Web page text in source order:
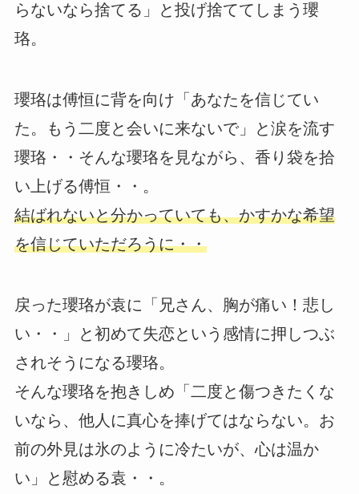
らないなら捨てる」と投げ捨ててしまう瓔
珞。
瓔珞は傅恒に背を向け「あなたを信じてい
た。もう二度と会いに来ないで」と涙を流す
瓔珞・・そんな瓔珞を見ながら、香り袋を拾
い上げる傅恒・・。
結ばれないと分かっていても、かすかな希望
を信じていただろうに・・
戻った瓔珞が袁に「兄さん、胸が痛い！悲し
い・・」と初めて失恋という感情に押しつぶ
されそうになる瓔珞。
そんな瓔珞を抱きしめ「二度と傷つきたくな
いなら、他人に真心を捧げてはならない。お
前の外見は氷のように冷たいが、心は温か
い」と慰める袁・・。